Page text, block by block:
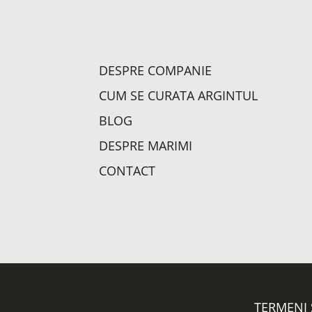
DESPRE COMPANIE
CUM SE CURATA ARGINTUL
BLOG
DESPRE MARIMI
CONTACT
TERMENI